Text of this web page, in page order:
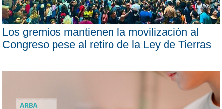
Los gremios mantienen la movilización al
Congreso pese al retiro de la Ley de Tierras